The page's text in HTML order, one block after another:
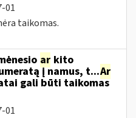
01
taikomas.
ar kito
į namus, t...Ar
gali būti taikomas
01